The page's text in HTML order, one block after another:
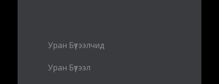
Уран Бүтээлчид
Уран Бүтээл